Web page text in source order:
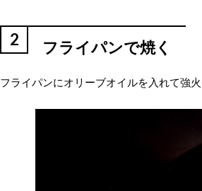
2 フライパンで焼く
フライパンにオリーブオイルを入れて強